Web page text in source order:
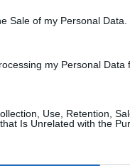
Sale of my Personal Data.
my Personal Data
Use, Retention,
Is Unrelated with the
komt om haar
en ze is zowel
steeds wanneer ze uw
waar ze geboren is en
dat kappers net als
om een pasklaar